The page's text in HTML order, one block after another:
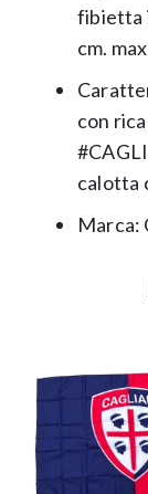
fibietta
cm.
con
calotta
Marca: